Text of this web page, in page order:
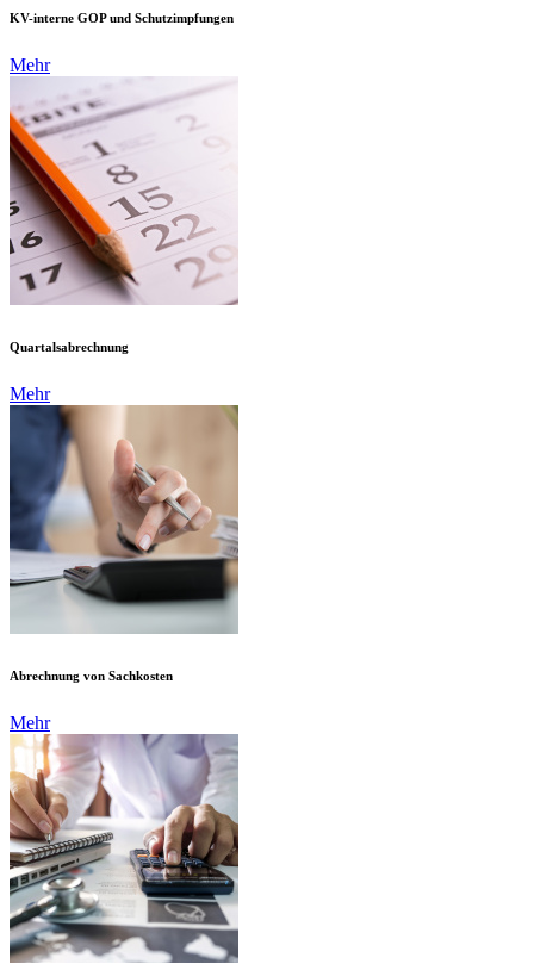
KV-interne GOP und Schutzimpfungen
Mehr
Quartalsabrechnung
Mehr
Abrechnung von Sachkosten
Mehr